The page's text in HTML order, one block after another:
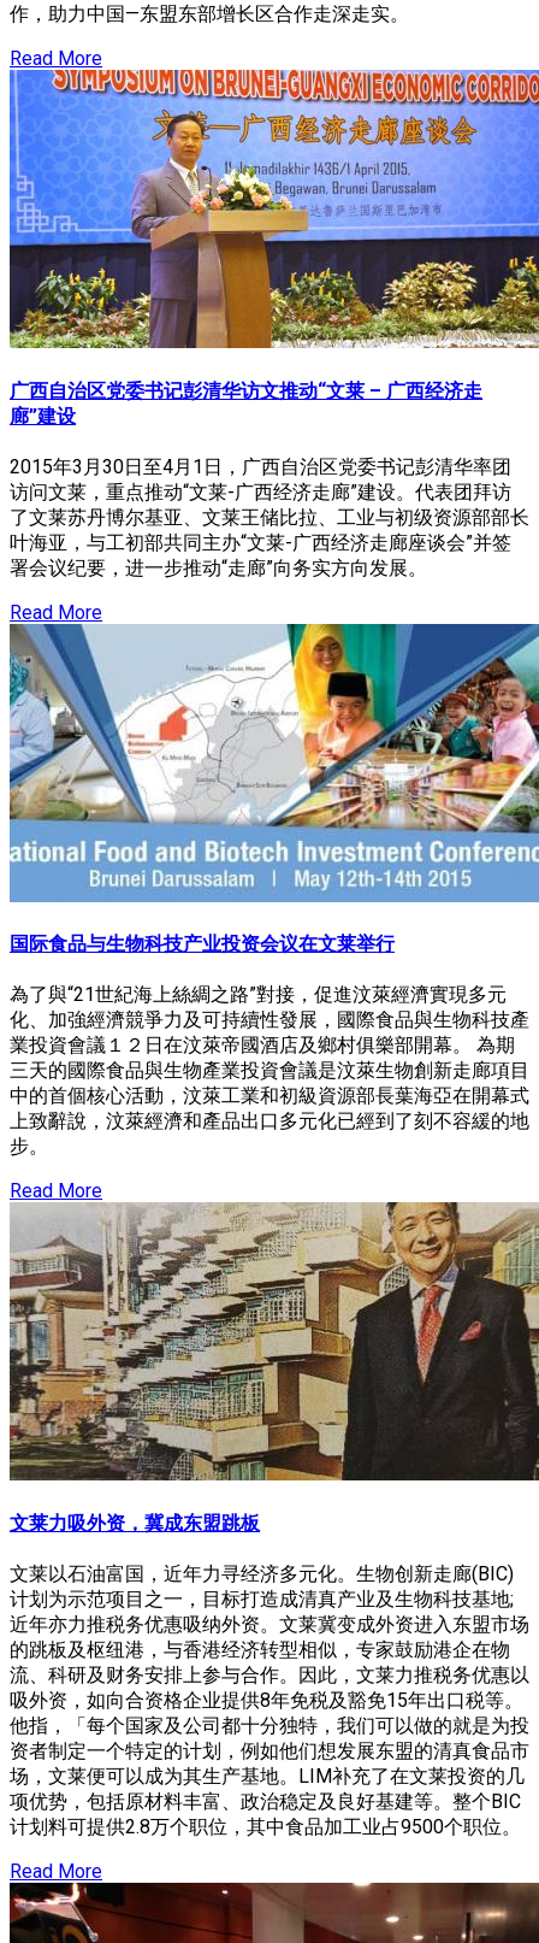
作，助力中国—东盟东部增长区合作走深走实。
Read More
广西自治区党委书记彭清华访文推动“文莱 – 广西经济走
廊”建设
2015年3月30日至4月1日，广西自治区党委书记彭清华率团
访问文莱，重点推动“文莱-广西经济走廊”建设。代表团拜访
了文莱苏丹博尔基亚、文莱王储比拉、工业与初级资源部部长
叶海亚，与工初部共同主办“文莱-广西经济走廊座谈会”并签
署会议纪要，进一步推动“走廊”向务实方向发展。
Read More
国际食品与生物科技产业投资会议在文莱举行
為了與“21世紀海上絲綢之路”對接，促進汶萊經濟實現多元
化、加強經濟競爭力及可持續性發展，國際食品與生物科技產
業投資會議１２日在汶萊帝國酒店及鄉村俱樂部開幕。 為期
三天的國際食品與生物產業投資會議是汶萊生物創新走廊項目
中的首個核心活動，汶萊工業和初級資源部長葉海亞在開幕式
上致辭說，汶萊經濟和產品出口多元化已經到了刻不容緩的地
步。
Read More
文莱力吸外资，冀成东盟跳板
文莱以石油富国，近年力寻经济多元化。生物创新走廊(BIC)
计划为示范项目之一，目标打造成清真产业及生物科技基地;
近年亦力推税务优惠吸纳外资。文莱冀变成外资进入东盟市场
的跳板及枢纽港，与香港经济转型相似，专家鼓励港企在物
流、科研及财务安排上参与合作。因此，文莱力推税务优惠以
吸外资，如向合资格企业提供8年免税及豁免15年出口税等。
他指，「每个国家及公司都十分独特，我们可以做的就是为投
资者制定一个特定的计划，例如他们想发展东盟的清真食品市
场，文莱便可以成为其生产基地。LIM补充了在文莱投资的几
项优势，包括原材料丰富、政治稳定及良好基建等。整个BIC
计划料可提供2.8万个职位，其中食品加工业占9500个职位。
Read More